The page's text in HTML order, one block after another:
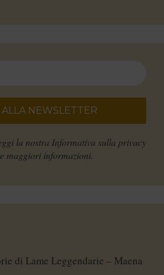
la nostra Informativa sulla privacy
maggiori informazioni.
di Lame Leggendarie – Maena